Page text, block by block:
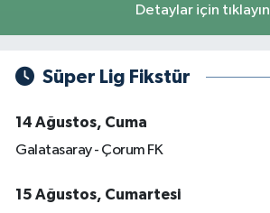
Detaylar için tıklayın
Süper Lig Fikstür
14 Ağustos, Cuma
Galatasaray - Çorum FK
15 Ağustos, Cumartesi